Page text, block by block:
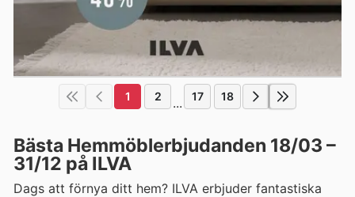
1 2 ... 17 18
Bästa Hemmöblerbjudanden 18/03 –
31/12 på ILVA
Dags att förnya ditt hem? ILVA erbjuder fantastiska